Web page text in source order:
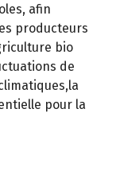
afin
producteurs
bio
de
pour la